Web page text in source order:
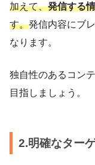
加えて、発信する
す。発信内容にブ
なります。
独自性のあるコン
目指しましょう。
2.明確なター